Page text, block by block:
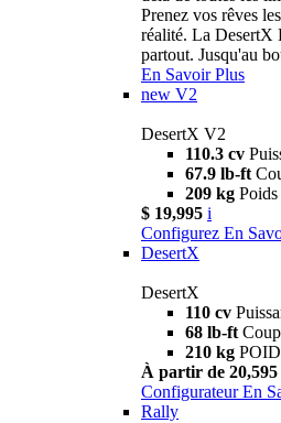
Prenez vos rêves
réalité. La DesertX
partout. Jusqu'au
En Savoir Plus
new V2
DesertX V2
110.3 cv
67.9 lb-ft
209 kg
$ 19,995 i
Configurez En
DesertX
DesertX
110 cv
68 lb-ft
210 kg
À partir de 20,595
Configurateur En
Rally